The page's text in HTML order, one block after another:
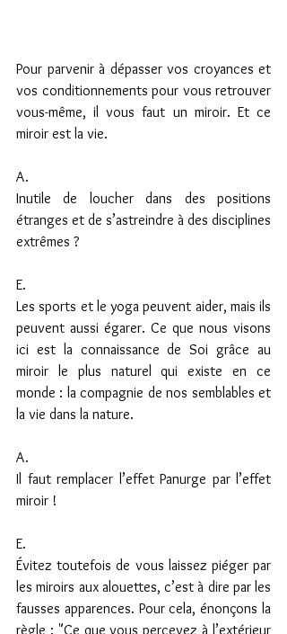
Pour parvenir à dépasser vos croyances et
vos conditionnements pour vous retrouver
vous-même, il vous faut un miroir. Et ce
miroir est la vie.
A.
Inutile de loucher dans des positions
étranges et de s’astreindre à des disciplines
extrêmes ?
E.
Les sports et le yoga peuvent aider, mais ils
peuvent aussi égarer. Ce que nous visons
ici est la connaissance de Soi grâce au
miroir le plus naturel qui existe en ce
monde : la compagnie de nos semblables et
la vie dans la nature.
A.
Il faut remplacer l’effet Panurge par l’effet
miroir !
E.
Évitez toutefois de vous laissez piéger par
les miroirs aux alouettes, c’est à dire par les
fausses apparences. Pour cela, énonçons la
règle : "Ce que vous percevez à l’extérieur